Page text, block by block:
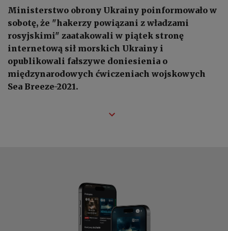
Ministerstwo obrony Ukrainy poinformowało w
sobotę, że "hakerzy powiązani z władzami
rosyjskimi" zaatakowali w piątek stronę
internetową sił morskich Ukrainy i
opublikowali fałszywe doniesienia o
międzynarodowych ćwiczeniach wojskowych
Sea Breeze-2021.